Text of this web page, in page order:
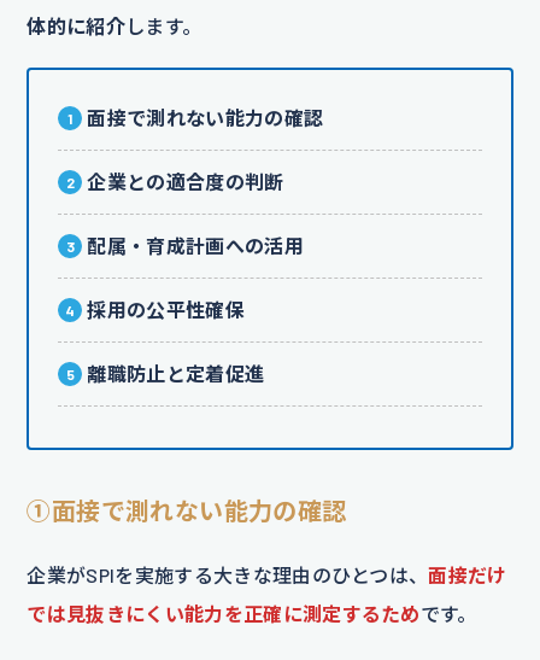
体的に紹介 します。
面接で測れない能力の確認
企業との適合度の判断
配属・育成計画への活用
採用の公平性確保
離職防止と定着促進
①面接で測れない能力の確認
企業がSPIを実施する大きな理由のひとつは、面接だけ
では見抜きにくい能力を正確に測定するためです。